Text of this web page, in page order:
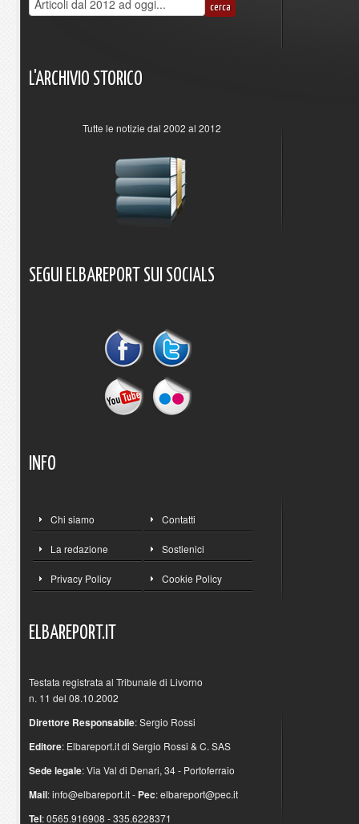
L'ARCHIVIO STORICO
Tutte le notizie dal 2002 al 2012
SEGUI ELBAREPORT SUI SOCIALS
INFO
Chi siamo Contatti
La redazione Sostienici
Privacy Policy Cookie Policy
ELBAREPORT.IT
Testata registrata al Tribunale di Livorno
n. 11 del 08.10.2002
Direttore Responsabile: Sergio Rossi
Editore: Elbareport.it di Sergio Rossi & C. SAS
Sede legale: Via Val di Denari, 34 - Portoferraio
Mail:info@elbareport.it- Pec:elbareport@pec.it
Tel: 0565.916908 - 335.6228371